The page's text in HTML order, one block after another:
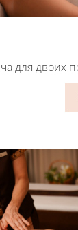
для двоих